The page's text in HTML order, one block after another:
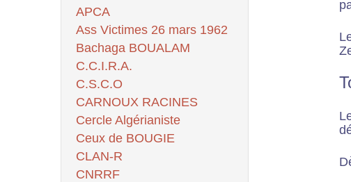
APCA
Ass Victimes 26 mars 1962
Bachaga BOUALAM
C.C.I.R.A.
C.S.C.O
CARNOUX RACINES
Cercle Algérianiste
Ceux de BOUGIE
CLAN-R
CNRRF